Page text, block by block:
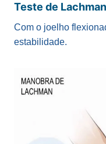
Teste de Lachman
Com o joelho
estabilidade.